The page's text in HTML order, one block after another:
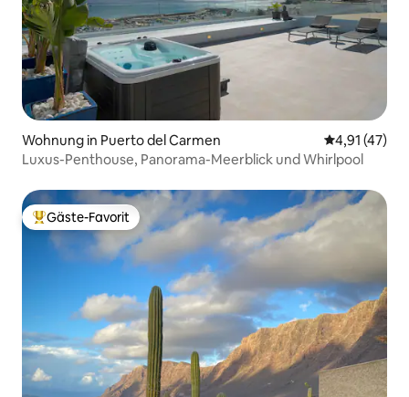
Wohnung in Puerto del Carmen
4,91 (47)
Luxus-Penthouse, Panorama-Meerblick und Whirlpool
Beliebter Gäste-Favorit.
Gäste-Favorit